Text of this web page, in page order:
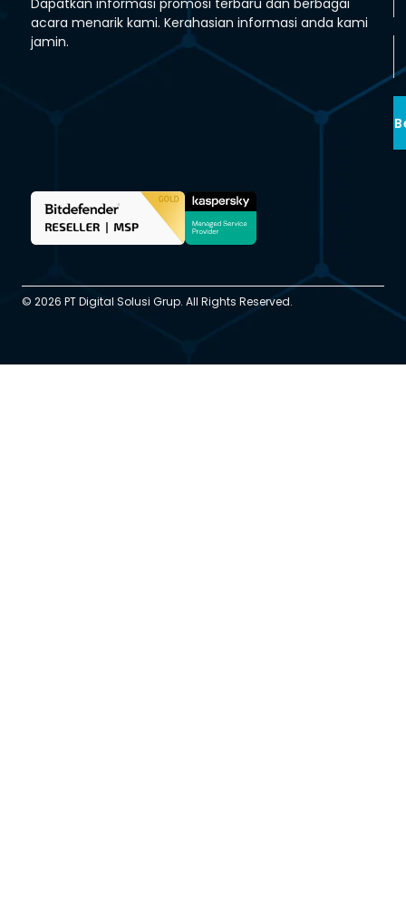
Dapatkan informasi promosi terbaru dan berbagai
acara menarik kami. Kerahasian informasi anda kami
jamin.
© 2026 PT Digital Solusi Grup. All Rights Reserved.